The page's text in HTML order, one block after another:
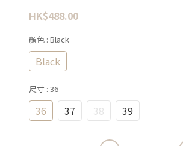
HK$488.00
顏色 : Black
Black
尺寸 : 36
36 37 38 39